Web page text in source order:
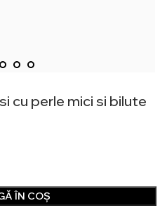
cu perle mici si bilute
ÎN COȘ